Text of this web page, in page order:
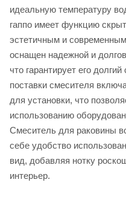
идеальную температуру
гаппо имеет функцию
эстетичным и
оснащен надежной и
что гарантирует его
поставки смесителя
для установки, что
использованию
Смеситель для раковины
себе удобство
вид, добавляя нотку
интерьер.